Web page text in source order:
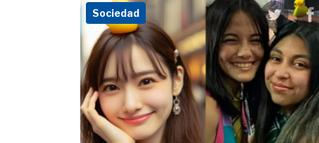
Sociedad